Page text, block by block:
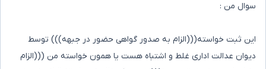
سوال من :
این ثبت خواسته(((الزام به صدور گواهی حضور در جبهه))) توسط
دیوان عدالت اداری غلط و اشتباه هست یا همون خواسته من (((الزام